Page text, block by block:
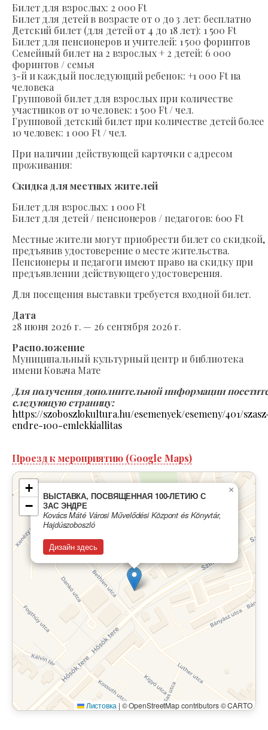
Билет для взрослых: 2 000 Ft
Билет для детей в возрасте от 0 до 3 лет: бесплатно
Детский билет (для детей от 4 до 18 лет): 1 500 Ft
Билет для пенсионеров и учителей: 1 500 форинтов
Семейный билет на 2 взрослых + 2 детей: 6 000
форинтов / семья
3-й и каждый последующий ребенок: +1 000 Ft на
человека
Групповой билет для взрослых при количестве
участников от 10 человек: 1 500 Ft / чел.
Групповой детский билет при количестве детей более
10 человек: 1 000 Ft / чел.
При наличии действующей карточки с адресом
проживания:
Скидка для местных жителей
Билет для взрослых: 1 000 Ft
Билет для детей / пенсионеров / педагогов: 600 Ft
Местные жители могут приобрести билет со скидкой,
предъявив удостоверение о месте жительства.
Пенсионеры и педагоги имеют право на скидку при
предъявлении действующего удостоверения.
Для посещения выставки требуется входной билет.
Дата
28 июня 2026 г. — 26 сентября 2026 г.
Расположение
Муниципальный культурный центр и библиотека
имени Ковача Мате
Для получения дополнительной информации
следующую страницу:
https://szoboszlokultura.hu/esemenyek/esemeny/401/
endre-100-emlekkiallitas
Проезд к мероприятию (Google Maps)
ВЫСТАВКА, ПОСВЯЩЕННАЯ 100-ЛЕТИЮ С
ЗАС ЭНДРЕ
Kovács Máté Városi Művelődési Központ és Könyvtár,
Hajdúszoboszló
Дизайн здесь
×
+
−
Листовка | © OpenStreetMap contributors © CARTO